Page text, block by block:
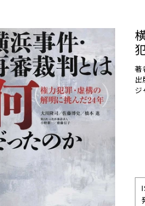
著
出
ジ